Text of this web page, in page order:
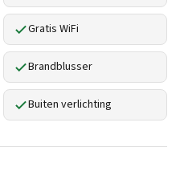
Gratis WiFi
Brandblusser
Buiten verlichting